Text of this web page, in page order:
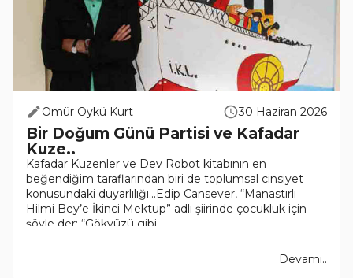
Ömür Öykü Kurt 30 Haziran 2026
Bir Doğum Günü Partisi ve Kafadar
Kuze..
Kafadar Kuzenler ve Dev Robot kitabının en
beğendiğim taraflarından biri de toplumsal cinsiyet
konusundaki duyarlılığı...Edip Cansever, “Manastırlı
Hilmi Bey’e İkinci Mektup” adlı şiirinde çocukluk için
şöyle der: “Gökyüzü gibi..
Devamı..